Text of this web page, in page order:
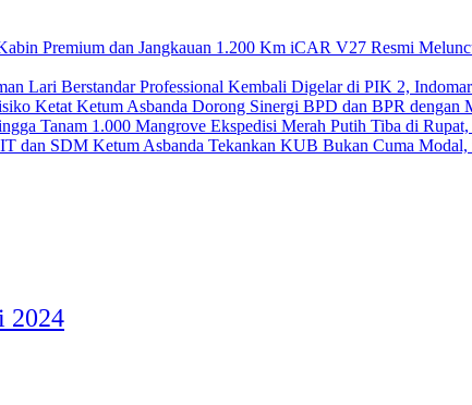
iCAR V27 Resmi
Kembali Digelar di PIK 2,
Ketum Asbanda Dorong Sinergi BPD dan BPR dengan
Ekspedisi Merah Putih Tiba di
Ketum Asbanda Tekankan KUB Bukan Cuma
2024